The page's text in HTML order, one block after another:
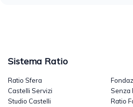
Sistema Ratio
Ratio Sfera
Castelli Servizi
Studio Castelli
Senza
Ratio